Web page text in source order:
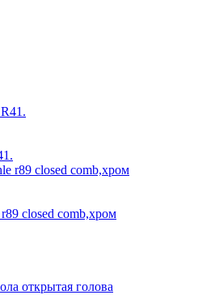
closed comb,хром